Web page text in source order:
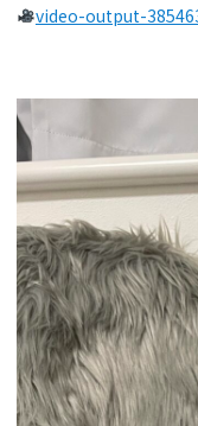
video-output-